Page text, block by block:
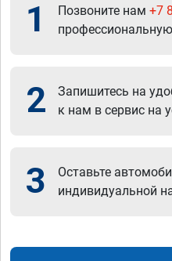
1 Позвоните нам +7
2
Запишитесь на
к нам в сервис на
3
Оставьте
индивидуальной